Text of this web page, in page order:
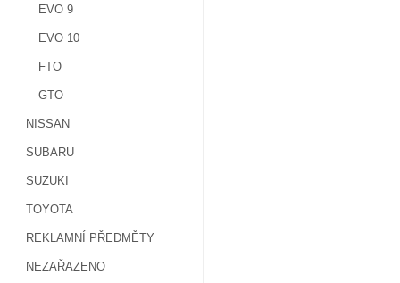
EVO 9
EVO 10
FTO
GTO
NISSAN
SUBARU
SUZUKI
TOYOTA
REKLAMNÍ PŘEDMĚTY
NEZAŘAZENO